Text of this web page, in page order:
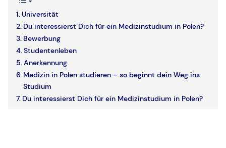
Universität
Du interessierst Dich für ein Medizinstudium in Polen?
Bewerbung
Studentenleben
Anerkennung
Medizin in Polen studieren – so beginnt dein Weg ins
Studium
Du interessierst Dich für ein Medizinstudium in Polen?